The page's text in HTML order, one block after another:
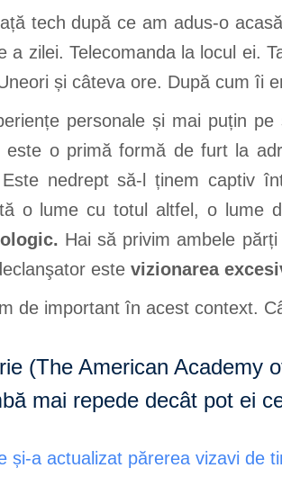
tech după ce am adus-o
zilei. Telecomanda la locul ei.
și câteva ore. După cum îi
personale și mai puțin
o primă formă de furt la
nedrept să-l ținem captiv
o lume cu totul altfel, o lume
Hai să privim ambele
este vizionarea
de important în acest context.
(The American Academy
mai repede decât pot ei
și-a actualizat părerea vizavi de